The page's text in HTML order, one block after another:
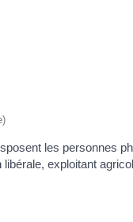
les personnes
exploitant